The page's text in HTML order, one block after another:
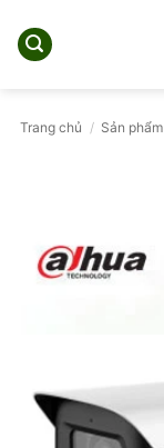
qua
Trang chủ / Sản phẩm